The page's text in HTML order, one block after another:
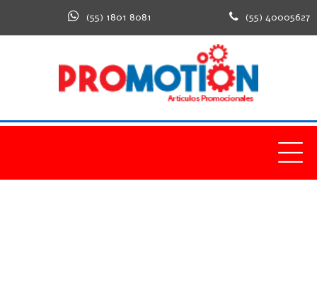
(55) 1801 8081 (55) 40005627